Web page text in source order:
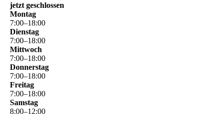
jetzt geschlossen
Montag
7:00–18:00
Dienstag
7:00–18:00
Mittwoch
7:00–18:00
Donnerstag
7:00–18:00
Freitag
7:00–18:00
Samstag
8:00–12:00